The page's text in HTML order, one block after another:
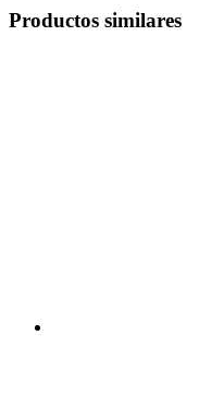
Productos similares